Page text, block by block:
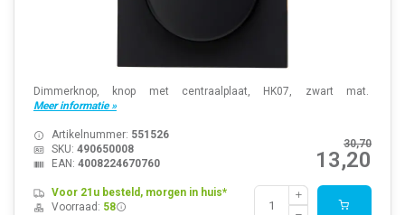
Dimmerknop, knop met centraalplaat, HK07, zwart mat.
Meer informatie »
30,70
13,20
Artikelnummer: 551526
SKU: 490650008
EAN: 4008224670760
Voor 21u besteld, morgen in huis*
Voorraad: 58